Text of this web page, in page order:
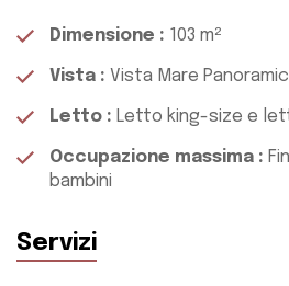
Dimensione : 103 m²
Vista : Vista Mare
Letto : Letto king-size e
Occupazione massima :
bambini
Servizi